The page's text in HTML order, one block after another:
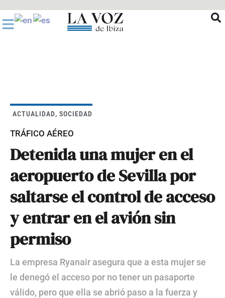
al
contenido
ACTUALIDAD, SOCIEDAD
TRÁFICO AÉREO
Detenida una mujer en el
aeropuerto de Sevilla por
saltarse el control de acceso
y entrar en el avión sin
permiso
La empresa Ryanair asegura que a esta mujer se
le denegó el acceso por no tener un pasaporte
válido, pero que ella se abrió paso a la fuerza y